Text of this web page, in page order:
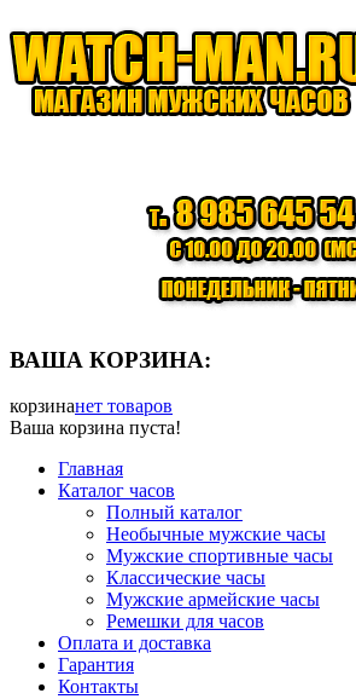
ВАША КОРЗИНА:
корзинанет товаров
Ваша корзина пуста!
Главная
Каталог часов
Полный каталог
Необычные мужские часы
Мужские спортивные часы
Классические часы
Мужские армейские часы
Ремешки для часов
Оплата и доставка
Гарантия
Контакты